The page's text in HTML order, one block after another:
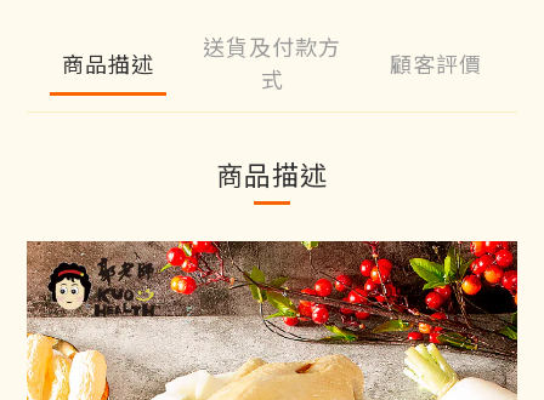
商品描述
送貨及付款方
式
顧客評價
商品描述